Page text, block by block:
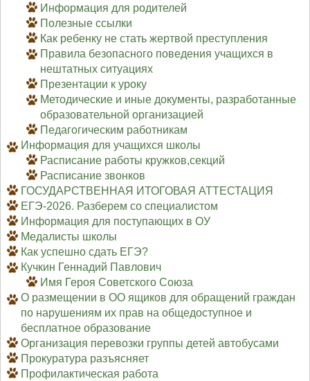
Информация для родителей
Полезные ссылки
Как ребенку не стать жертвой преступления
Правила безопасного поведения учащихся в
нештатных ситуациях
Презентации к уроку
Методические и иные документы, разработанные
образовательной организацией
Педагогическим работникам
Информация для учащихся школы
Расписание работы кружков,секций
Расписание звонков
ГОСУДАРСТВЕННАЯ ИТОГОВАЯ АТТЕСТАЦИЯ
ЕГЭ-2026. Разберем со специалистом
Информация для поступающих в ОУ
Медалисты школы
Как успешно сдать ЕГЭ?
Кучкин Геннадий Павлович
Имя Героя Советского Союза
О размещении в ОО ящиков для обращений граждан
по нарушениям их прав на общедоступное и
бесплатное образование
Организация перевозки группы детей автобусами
Прокуратура разъясняет
Профилактическая работа